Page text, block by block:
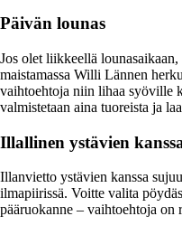
Päivän lounas
Jos olet liikkeellä
maistamassa Willi Lännen
vaihtoehtoja niin lihaa syöville
valmistetaan aina tuoreista ja
Illallinen ystävien
Illanvietto ystävien kanssa
ilmapiirissä. Voitte valita
pääruokanne – vaihtoehtoja on